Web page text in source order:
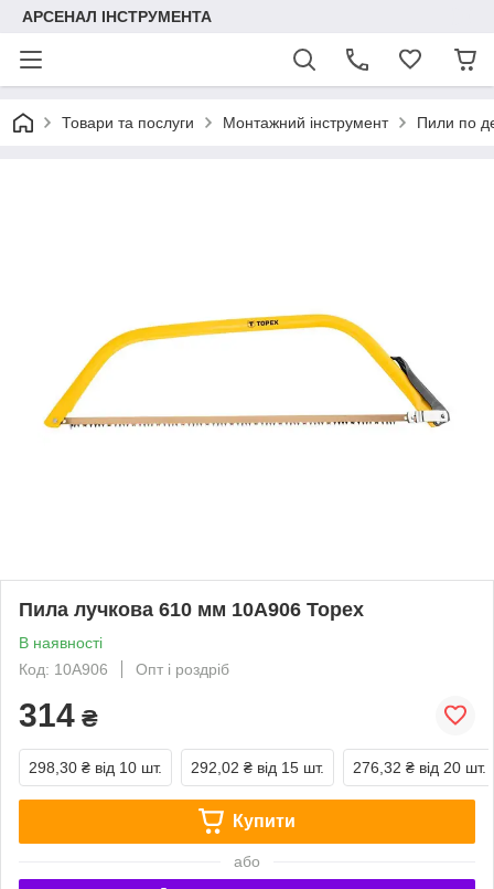
АРСЕНАЛ ІНСТРУМЕНТА
Товари та послуги Монтажний інструмент Пили по
Пила лучкова 610 мм 10A906 Topex
В наявності
Код: 10A906
Опт і роздріб
314 ₴
298,30 ₴ від 10 шт. 292,02 ₴ від 15 шт. 276,32 ₴ від 20 шт.
Купити
або